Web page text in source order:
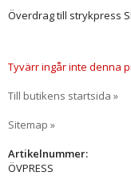
Överdrag till strykpress
Tyvärr ingår inte denna
Till butikens startsida »
Sitemap »
Artikelnummer:
ÖVPRESS